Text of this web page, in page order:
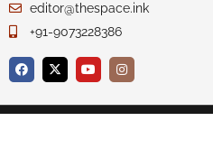
editor@thespace.ink
+91-9073228386